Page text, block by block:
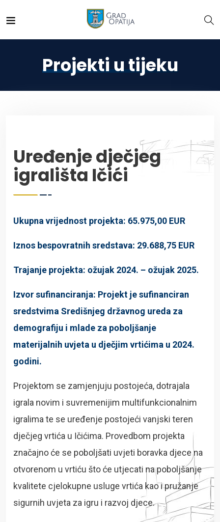
Projekti u tijeku
Uređenje dječjeg
igrališta Ičići
Ukupna vrijednost projekta: 65.975,00 EUR
Iznos bespovratnih sredstava: 29.688,75 EUR
Trajanje projekta: ožujak 2024. – ožujak 2025.
Izvor sufinanciranja: Projekt je sufinanciran
sredstvima Središnjeg državnog ureda za
demografiju i mlade za poboljšanje
materijalnih uvjeta u dječjim vrtićima u 2024.
godini.
Projektom se zamjenjuju postojeća, dotrajala
igrala novim i suvremenijim multifunkcionalnim
igralima te se uređenje postojeći vanjski teren
dječjeg vrtića u Ičićima. Provedbom projekta
značajno će se poboljšati uvjeti boravka djece na
otvorenom u vrtiću što će utjecati na poboljšanje
kvalitete cjelokupne usluge vrtića kao i pružanje
sigurnih uvjeta za igru i razvoj djece.